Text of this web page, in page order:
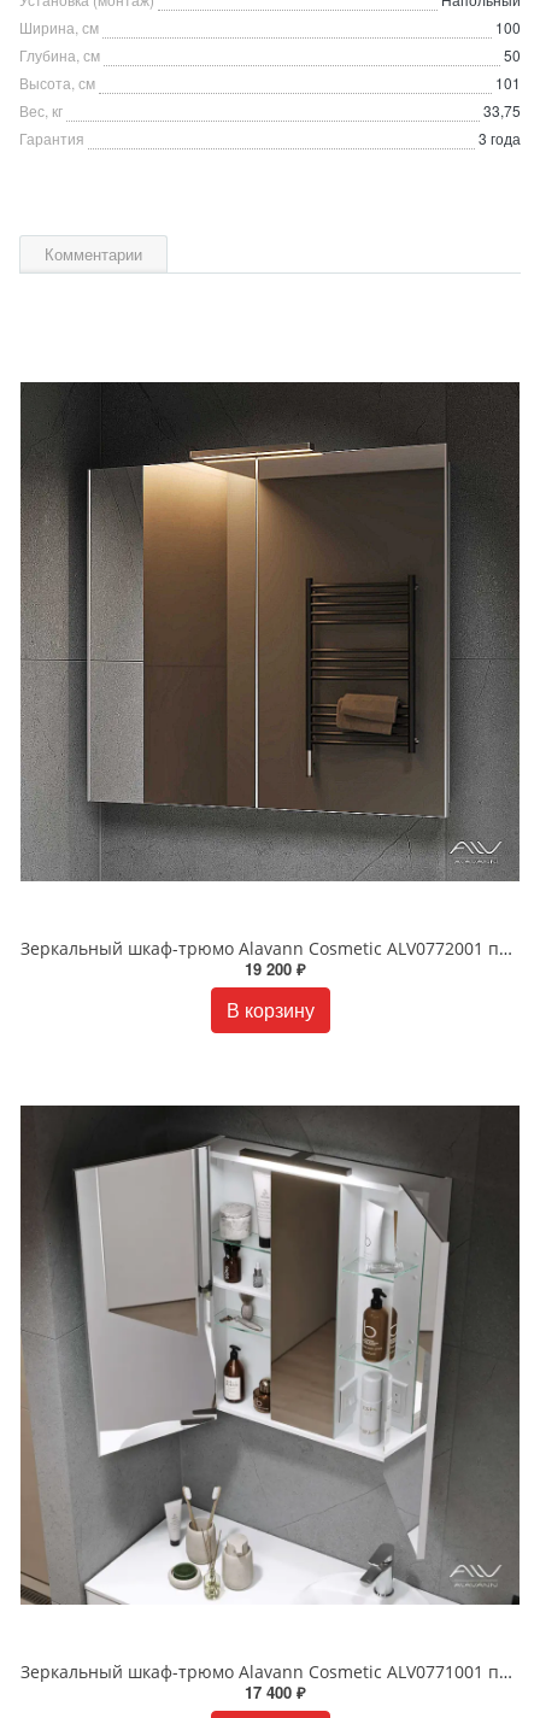
Ширина, см
100
Глубина, см
50
Высота, см
101
Вес, кг
33,75
Гарантия
3 года
Комментарии
Зеркальный шкаф-трюмо Alavann Cosmetic ALV0772001 подвесной 90 см белый
19 200 ₽
В корзину
Зеркальный шкаф-трюмо Alavann Cosmetic ALV0771001 подвесной 75 см белый
17 400 ₽